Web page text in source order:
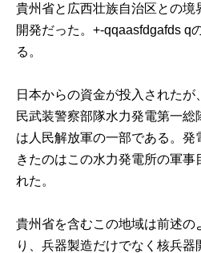
貴州省と広西壮族自治区との境
開発だった。+-qqaasfdgafds q
る。
日本からの資金が投入されたが
民武装警察部隊水力発電第一
は人民解放軍の一部である。発
きたのはこの水力発電所の軍事
れた。
貴州省を含むこの地域は前述の
り、兵器製造だけでなく核兵器